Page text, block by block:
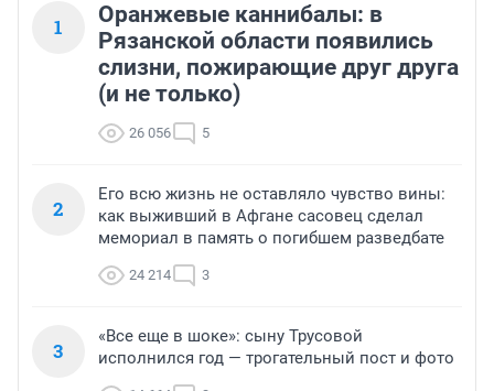
1
Оранжевые каннибалы: в
Рязанской области появились
слизни, пожирающие друг друга
(и не только)
26 056 5
2
Его всю жизнь не оставляло чувство вины:
как выживший в Афгане сасовец сделал
мемориал в память о погибшем разведбате
24 214 3
3
«Все еще в шоке»: сыну Трусовой
исполнился год — трогательный пост и фото